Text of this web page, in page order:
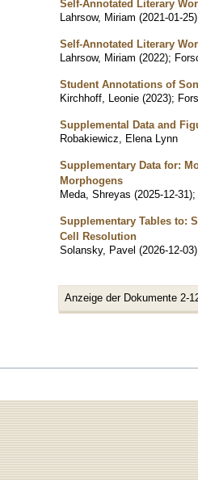
Self-Annotated Literary
Lahrsow, Miriam (2021-01-25)
Self-Annotated Literary
Lahrsow, Miriam (2022);
Student Annotations of
Kirchhoff, Leonie (2023);
Supplemental Data and
Robakiewicz, Elena Lynn
Supplementary Data for:
Morphogens
Meda, Shreyas (2025-12-31);
Supplementary Tables to:
Cell Resolution
Solansky, Pavel (2026-12-03)
Anzeige der Dokumente 2-